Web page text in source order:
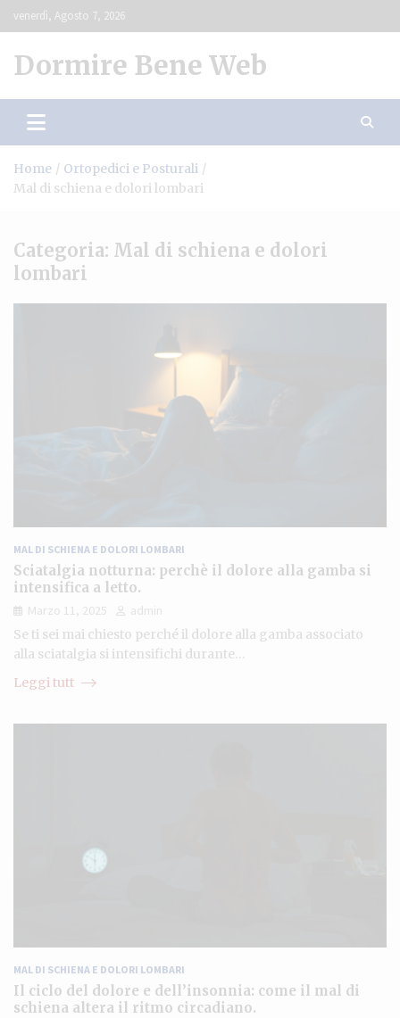
to
venerdì, Agosto 7, 2026
Dormire Bene Web
Home
Ortopedici e Posturali
Mal di schiena e dolori lombari
Categoria: Mal di schiena e dolori
lombari
MAL DI SCHIENA E DOLORI LOMBARI
Sciatalgia notturna: perchè il dolore alla gamba si
intensifica a letto.
Marzo 11, 2025
admin
Se ti sei mai chiesto perché il dolore alla gamba associato
alla sciatalgia si intensifichi durante…
Leggi tutt
MAL DI SCHIENA E DOLORI LOMBARI
Il ciclo del dolore e dell’insonnia: come il mal di
schiena altera il ritmo circadiano.